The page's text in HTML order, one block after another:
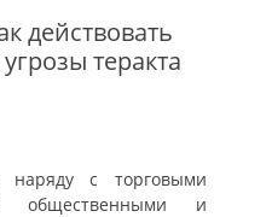
действовать
теракта
наряду с торговыми
общественными и